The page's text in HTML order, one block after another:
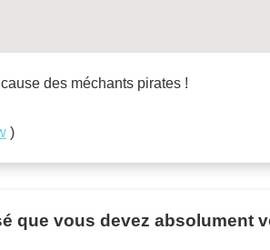
des méchants pirates !
)
que vous devez absolument